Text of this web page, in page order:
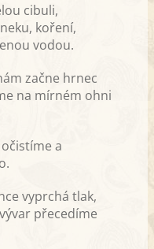
cibuli,
koření,
vodou.
začne hrnec
na mírném ohni
a
vyprchá tlak,
přecedíme